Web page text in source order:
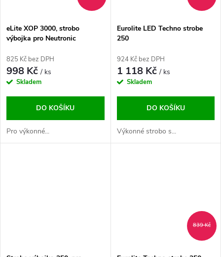
eLite XOP 3000, strobo
výbojka pro Neutronic
825 Kč bez DPH
998 Kč/ ks
Skladem
DO KOŠÍKU
Pro výkonné...
Eurolite LED Techno strobe
250
924 Kč bez DPH
1 118 Kč/ ks
Skladem
DO KOŠÍKU
Výkonné strobo s...
839 Kč